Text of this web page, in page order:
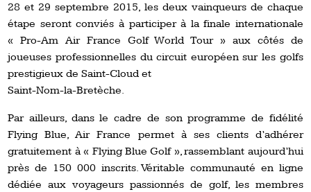
28 et 29 septembre 2015, les deux vainqueurs de chaque
étape seront conviés à participer à la finale internationale
« Pro-Am Air France Golf World Tour » aux côtés de
joueuses professionnelles du circuit européen sur les golfs
prestigieux de Saint-Cloud et
Saint-Nom-la-Bretèche.
Par ailleurs, dans le cadre de son programme de fidélité
Flying Blue, Air France permet à ses clients d’adhérer
gratuitement à « Flying Blue Golf », rassemblant aujourd’hui
près de 150 000 inscrits. Véritable communauté en ligne
dédiée aux voyageurs passionnés de golf, les membres